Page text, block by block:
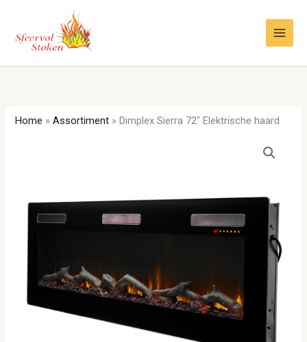
inhoud
Home »Assortiment » Dimplex Sierra 72″ Elektrische haard